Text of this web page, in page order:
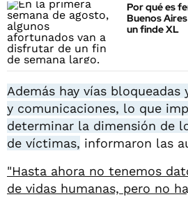
Por qué es
Buenos
un finde XL
Además hay vías bloqueadas
y comunicaciones, lo que
determinar la dimensión de
de víctimas, informaron las
"Hasta ahora no tenemos
de vidas humanas, pero no